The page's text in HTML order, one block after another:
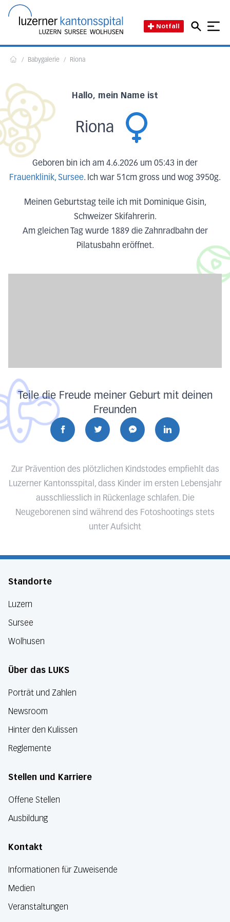
Notfall
/ Babygalerie / Riona
Hallo, mein Name ist
Riona
Geboren bin ich am 4.6.2026 um 05:43 in der
Frauenklinik, Sursee. Ich war 51cm gross und wog 3950g.
Meinen Geburtstag teile ich mit Dominique Gisin,
Schweizer Skifahrerin.
Am gleichen Tag wurde 1889 die Zahnradbahn der
Pilatusbahn eröffnet.
Teile die Freude meiner Geburt mit deinen
Freunden
Zur Prävention des plötzlichen Kindstodes empfiehlt das
Luzerner Kantonsspital, dass Kinder im ersten Lebensjahr
ausschliesslich in Rückenlage schlafen. Die
Neugeborenen sind während des Fotoshootings stets
unter Aufsicht
Standorte
Luzern
Sursee
Wolhusen
Über das LUKS
Porträt und Zahlen
Newsroom
Hinter den Kulissen
Reglemente
Stellen und Karriere
Offene Stellen
Ausbildung
Kontakt
Informationen für Zuweisende
Medien
Veranstaltungen